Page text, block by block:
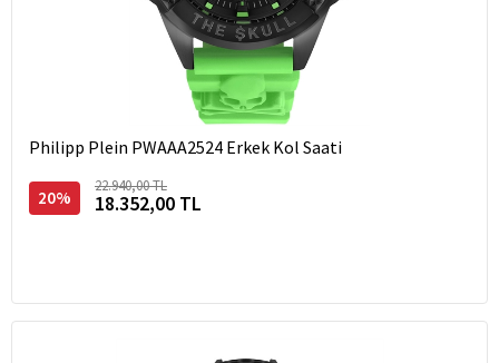
Philipp Plein PWAAA2524 Erkek Kol Saati
20%
22.940,00 TL
18.352,00 TL